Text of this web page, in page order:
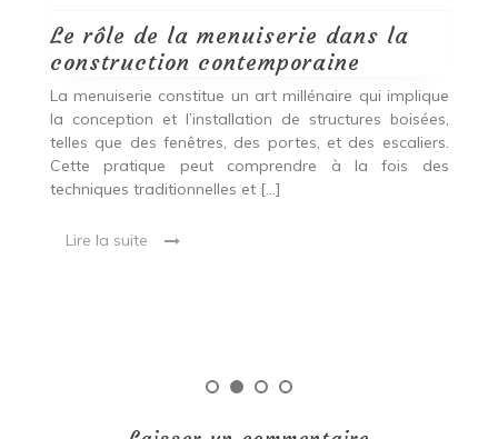
Le rôle de la menuiserie dans la
construction contemporaine
La menuiserie constitue un art millénaire qui implique
la conception et l’installation de structures boisées,
telles que des fenêtres, des portes, et des escaliers.
Cette pratique peut comprendre à la fois des
techniques traditionnelles et […]
Lire la suite